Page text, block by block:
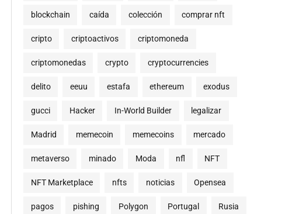
blockchain caída colección comprar nft
cripto criptoactivos criptomoneda
criptomonedas crypto cryptocurrencies
delito eeuu estafa ethereum exodus
gucci Hacker In-World Builder legalizar
Madrid memecoin memecoins mercado
metaverso minado Moda nfl NFT
NFT Marketplace nfts noticias Opensea
pagos pishing Polygon Portugal Rusia